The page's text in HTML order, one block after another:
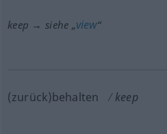
keep → siehe „view“
(zurück)behalten keep